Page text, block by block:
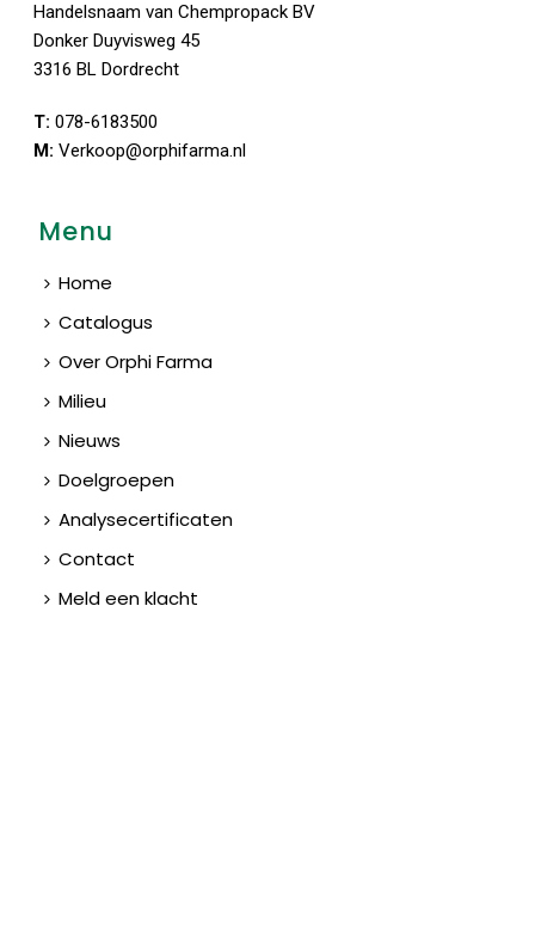
Handelsnaam van Chempropack BV
Donker Duyvisweg 45
3316 BL Dordrecht
T: 078-6183500
M: Verkoop@orphifarma.nl
Menu
Home
Catalogus
Over Orphi Farma
Milieu
Nieuws
Doelgroepen
Analysecertificaten
Contact
Meld een klacht